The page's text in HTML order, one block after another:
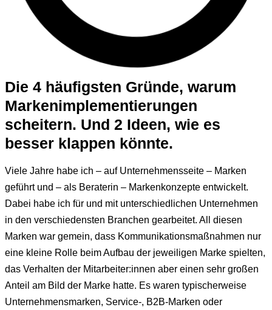
Die 4 häufigsten Gründe, warum
Markenimplementierungen
scheitern. Und 2 Ideen, wie es
besser klappen könnte.
Viele Jahre habe ich – auf Unternehmensseite – Marken
geführt und – als Beraterin – Markenkonzepte entwickelt.
Dabei habe ich für und mit unterschiedlichen Unternehmen
in den verschiedensten Branchen gearbeitet. All diesen
Marken war gemein, dass Kommunikationsmaßnahmen nur
eine kleine Rolle beim Aufbau der jeweiligen Marke spielten,
das Verhalten der Mitarbeiter:innen aber einen sehr großen
Anteil am Bild der Marke hatte. Es waren typischerweise
Unternehmensmarken, Service-, B2B-Marken oder